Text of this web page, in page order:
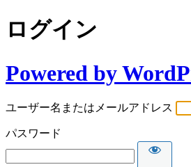
ログイン
Powered by
ユーザー名またはメールアドレス
パスワード